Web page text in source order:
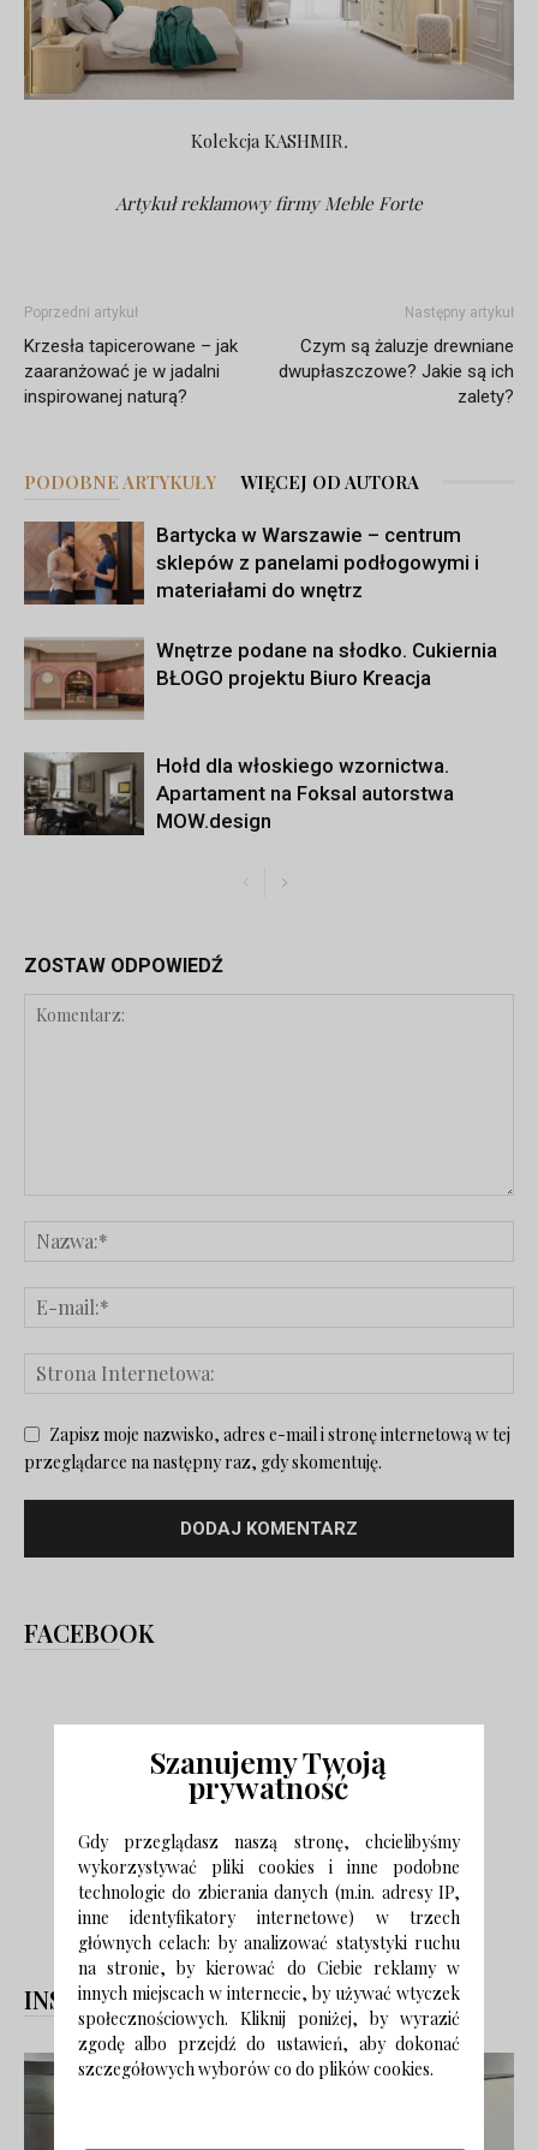
Kolekcja KASHMIR.
Artykuł reklamowy firmy Meble Forte
Poprzedni artykuł
Krzesła tapicerowane – jak
zaaranżować je w jadalni
inspirowanej naturą?
Następny artykuł
Czym są żaluzje drewniane
dwupłaszczowe? Jakie są ich
zalety?
PODOBNE ARTYKUŁY WIĘCEJ OD AUTORA
Bartycka w Warszawie – centrum
sklepów z panelami podłogowymi i
materiałami do wnętrz
Wnętrze podane na słodko. Cukiernia
BŁOGO projektu Biuro Kreacja
Hołd dla włoskiego wzornictwa.
Apartament na Foksal autorstwa
MOW.design
ZOSTAW ODPOWIEDŹ
Zapisz moje nazwisko, adres e-mail i stronę internetową w tej
przeglądarce na następny raz, gdy skomentuję.
FACEBOOK
INSTAGRAM
Szanujemy Twoją
prywatność
Gdy przeglądasz naszą stronę, chcielibyśmy
wykorzystywać pliki cookies i inne podobne
technologie do zbierania danych (m.in. adresy IP,
inne identyfikatory internetowe) w trzech
głównych celach: by analizować statystyki ruchu
na stronie, by kierować do Ciebie reklamy w
innych miejscach w internecie, by używać wtyczek
społecznościowych. Kliknij poniżej, by wyrazić
zgodę albo przejdź do ustawień, aby dokonać
szczegółowych wyborów co do plików cookies.